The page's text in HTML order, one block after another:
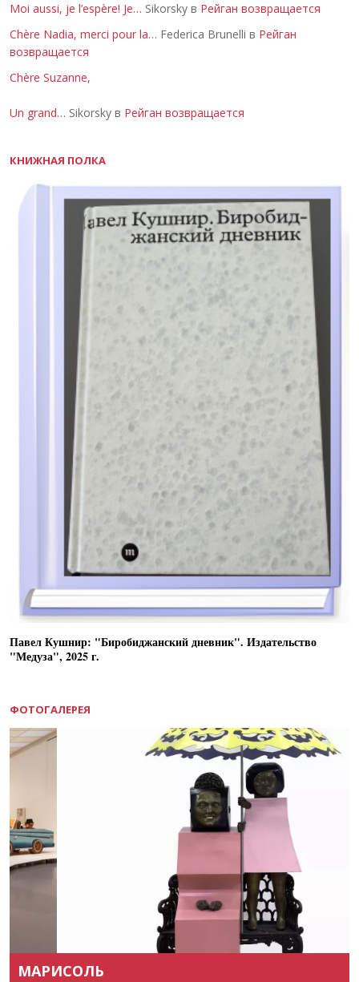
Moi aussi, je l’espère! Je… Sikorsky в Рейган возвращается
Chère Nadia, merci pour la… Federica Brunelli в Рейган
возвращается
Chère Suzanne,
Un grand… Sikorsky в Рейган возвращается
КНИЖНАЯ ПОЛКА
Павел Кушнир: "Биробиджанский дневник". Издательство
"Медуза", 2025 г.
ФОТОГАЛЕРЕЯ
МАРИСОЛЬ